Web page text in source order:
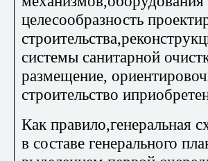
целесообразность
системы санитарной
размещение,
строительство
Как правило,генеральная
в составе генерального